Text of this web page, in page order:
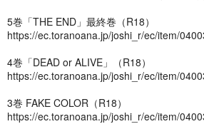
5巻「THE END」最終巻（R18）
https://ec.toranoana.jp/joshi_r/ec/item/
4巻「DEAD or ALIVE」（R18）
https://ec.toranoana.jp/joshi_r/ec/item/
3巻 FAKE COLOR（R18）
https://ec.toranoana.jp/joshi_r/ec/item/